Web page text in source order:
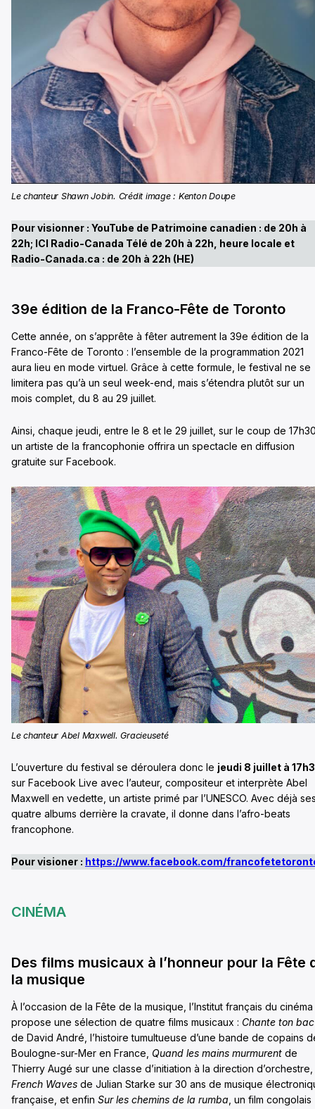
Le chanteur Shawn Jobin. Crédit image : Kenton Doupe
Pour visionner : YouTube de Patrimoine canadien : de 20h à
22h; ICI Radio-Canada Télé de 20h à 22h, heure locale et
Radio-Canada.ca : de 20h à 22h (HE)
39e édition de la Franco-Fête de Toronto
Cette année, on s’apprête à fêter autrement la 39e édition de la
Franco-Fête de Toronto : l’ensemble de la programmation 2021
aura lieu en mode virtuel. Grâce à cette formule, le festival ne se
limitera pas qu’à un seul week-end, mais s’étendra plutôt sur un
mois complet, du 8 au 29 juillet.
Ainsi, chaque jeudi, entre le 8 et le 29 juillet, sur le coup de
un artiste de la francophonie offrira un spectacle en diffusion
gratuite sur Facebook.
Le chanteur Abel Maxwell. Gracieuseté
L’ouverture du festival se déroulera donc le jeudi 8 juillet à
sur Facebook Live avec l’auteur, compositeur et interprète Abel
Maxwell en vedette, un artiste primé par l’UNESCO. Avec déjà
quatre albums derrière la cravate, il donne dans l’afro-beats
francophone.
Pour visioner : https://www.facebook.com/
CINÉMA
Des films musicaux à l’honneur pour la Fête
la musique
À l’occasion de la Fête de la musique, l’Institut français du cinéma
propose une sélection de quatre films musicaux : Chante ton bac
de David André, l’histoire tumultueuse d’une bande de copains
Boulogne-sur-Mer en France, Quand les mains murmurent de
Thierry Augé sur une classe d’initiation à la direction d’orchestre,
French Waves de Julian Starke sur 30 ans de musique
française, et enfin Sur les chemins de la rumba , un film congolais